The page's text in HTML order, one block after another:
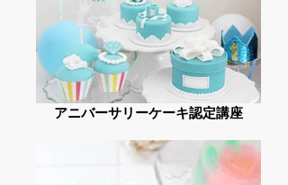
アニバーサリーケーキ認定講座